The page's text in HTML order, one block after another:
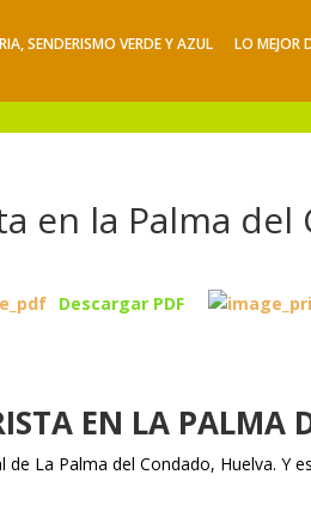
SENDERISMO VERDE Y AZUL LO MEJOR
en la Palma del
Descargar PDF
EN LA PALMA
La Palma del Condado, Huelva. Y